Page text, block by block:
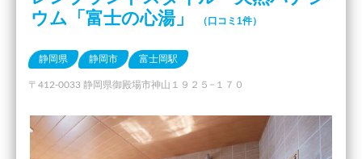
ウム「富士の心湯」
（口コミ1件）
静岡県 静岡市 富士岡駅
〒412-0033 静岡県御殿場市神山１９２５−１７０